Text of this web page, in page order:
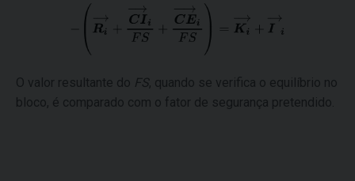
O valor resultante do FS, quando se verifica o equilíbrio no
bloco, é comparado com o fator de segurança pretendido.